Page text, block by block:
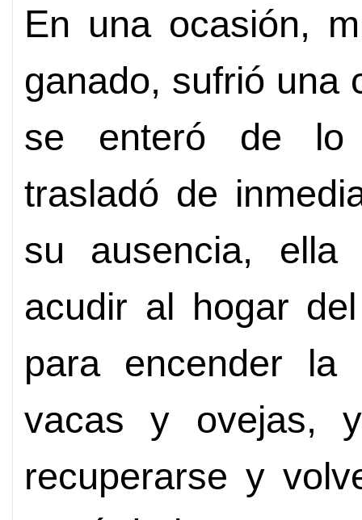
En una ocasión,
ganado, sufrió una
se enteró de lo
trasladó de
su ausencia,
acudir al hogar
para encender la
vacas y ovejas,
recuperarse y